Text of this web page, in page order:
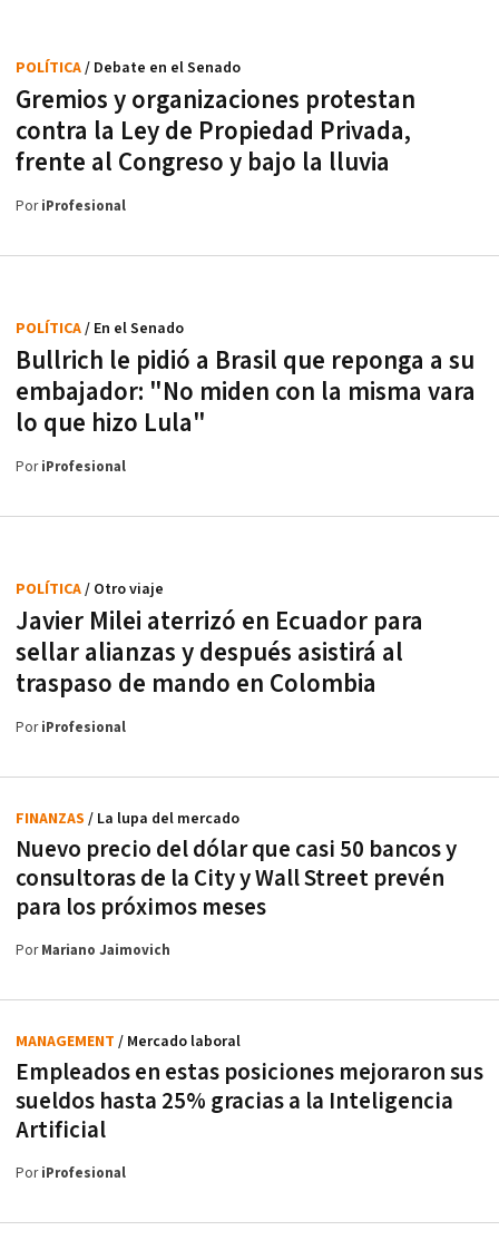
Gremios y organizaciones protestan
contra la Ley de Propiedad Privada,
frente al Congreso y bajo la lluvia
POLÍTICA/ Debate en el Senado
PoriProfesional
Bullrich le pidió a Brasil que reponga a su
embajador: "No miden con la misma vara
lo que hizo Lula"
POLÍTICA/ En el Senado
PoriProfesional
Javier Milei aterrizó en Ecuador para
sellar alianzas y después asistirá al
traspaso de mando en Colombia
POLÍTICA/ Otro viaje
PoriProfesional
Nuevo precio del dólar que casi 50 bancos y
consultoras de la City y Wall Street prevén
para los próximos meses
FINANZAS / La lupa del mercado
PorMariano Jaimovich
Empleados en estas posiciones mejoraron sus
sueldos hasta 25% gracias a la Inteligencia
Artificial
MANAGEMENT / Mercado laboral
PoriProfesional